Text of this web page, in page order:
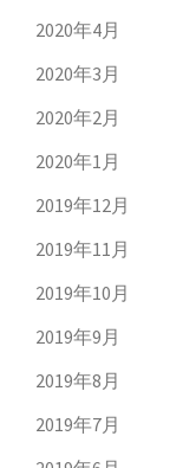
2020年4月
2020年3月
2020年2月
2020年1月
2019年12月
2019年11月
2019年10月
2019年9月
2019年8月
2019年7月